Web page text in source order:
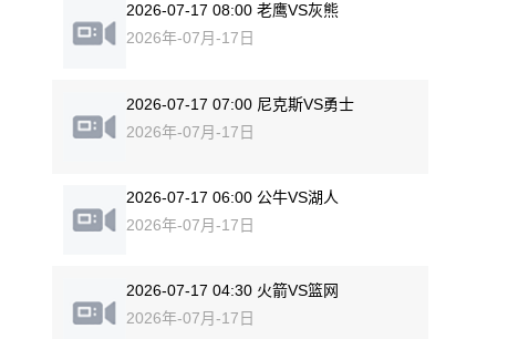
2026-07-17 08:00 老鹰VS灰熊
2026年-07月-17日
2026-07-17 07:00 尼克斯VS勇士
2026年-07月-17日
2026-07-17 06:00 公牛VS湖人
2026年-07月-17日
2026-07-17 04:30 火箭VS篮网
2026年-07月-17日